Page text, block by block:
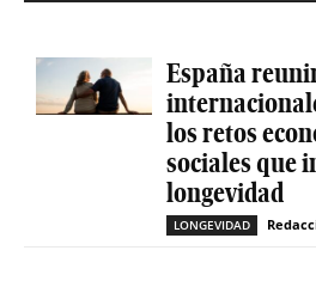
España
los retos
sociales que
longevidad
LONGEVIDAD